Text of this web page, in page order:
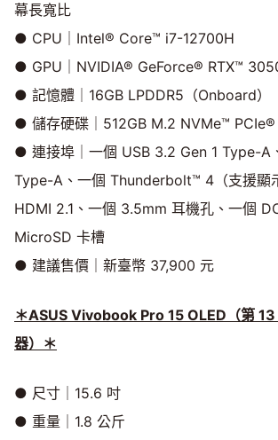
幕長寬比
● CPU｜Intel® Core™ i7-12700H
● GPU｜NVIDIA® GeForce® RTX™
● 記憶體｜16GB LPDDR5（Onboard）
● 儲存硬碟｜512GB M.2 NVMe™
● 連接埠｜一個 USB 3.2 Gen 1 Type-A
Type-A、一個 Thunderbolt™ 4（支援顯
HDMI 2.1、一個 3.5mm 耳機孔、一個
MicroSD 卡槽
● 建議售價｜新臺幣 37,900 元
＊ASUS Vivobook Pro 15 OLED （第
器）＊
● 尺寸｜15.6 吋
● 重量｜1.8 公斤